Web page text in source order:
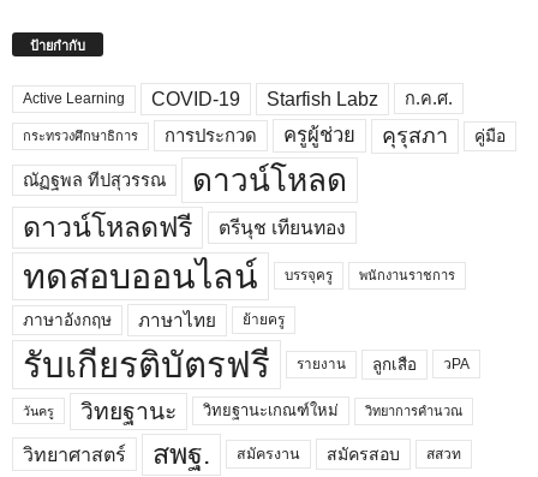
ป้ายกำกับ
Active Learning COVID-19 Starfish Labz ก.ค.ศ.
กระทรวงศึกษาธิการ การประกวด ครูผู้ช่วย คุรุสภา คู่มือ
ณัฏฐพล ทีปสุวรรณ ดาวน์โหลด
ดาวน์โหลดฟรี ตรีนุช เทียนทอง
ทดสอบออนไลน์ บรรจุครู พนักงานราชการ
ภาษาอังกฤษ ภาษาไทย ย้ายครู
รับเกียรติบัตรฟรี รายงาน ลูกเสือ วPA
วันครู วิทยฐานะ วิทยฐานะเกณฑ์ใหม่ วิทยาการคำนวณ
วิทยาศาสตร์ สพฐ. สมัครงาน สมัครสอบ สสวท